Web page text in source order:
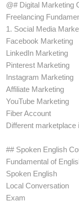
@# Digital Marketing
Freelancing
1. Social Media
Facebook Marketing
LinkedIn Marketing
Pinterest Marketing
Instagram Marketing
Affiliate Marketing
YouTube Marketing
Fiber Account
Different marketplace
## Spoken English
Fundamental of
Spoken English
Local Conversation
Exam